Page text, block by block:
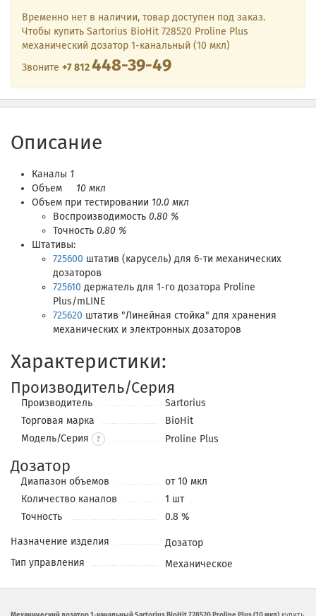
Временно нет в наличии, товар доступен под заказ.
Чтобы купить Sartorius BioHit 728520 Proline Plus
механический дозатор 1-канальный (10 мкл)
Звоните +7 812448-39-49
Описание
Каналы 1
Объем 10 мкл
Объем при тестировании 10.0 мкл
Воспроизводимость 0.80 %
Точность 0.80 %
Штативы:
725600 штатив (карусель) для 6-ти механических
дозаторов
725610 держатель для 1-го дозатора Proline
Plus/mLINE
725620 штатив "Линейная стойка" для хранения
механических и электронных дозаторов
Характеристики:
Производитель/Серия
Производитель
Sartorius
Торговая марка
BioHit
Модель/Серия
? Proline Plus
Дозатор
Диапазон объемов
от 10 мкл
Количество каналов
1 шт
Точность
0.8 %
Назначение изделия
Дозатор
Тип управления
Механическое